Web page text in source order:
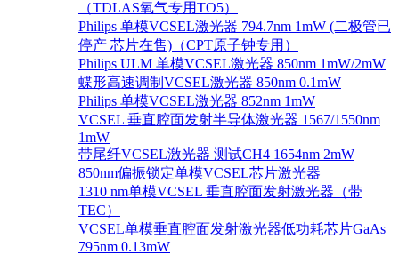
（TDLAS氧气专用TO5）
Philips 单模VCSEL激光器 794.7nm 1mW (二极管已
停产 芯片在售)（CPT原子钟专用）
Philips ULM 单模VCSEL激光器 850nm 1mW/2mW
蝶形高速调制VCSEL激光器 850nm 0.1mW
Philips 单模VCSEL激光器 852nm 1mW
VCSEL 垂直腔面发射半导体激光器 1567/1550nm
1mW
带尾纤VCSEL激光器 测试CH4 1654nm 2mW
850nm偏振锁定单模VCSEL芯片激光器
1310 nm单模VCSEL 垂直腔面发射激光器（带
TEC）
VCSEL单模垂直腔面发射激光器低功耗芯片GaAs
795nm 0.13mW